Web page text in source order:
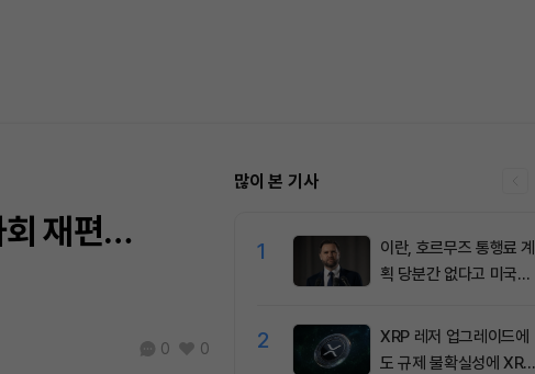
회 재편…
0 0
많이 본 기사
1
이란, 호르무즈 통행료 계
획 당분간 없다고 미국에
2
XRP 레저 업그레이드에
도 규제 불확실성에 XRP